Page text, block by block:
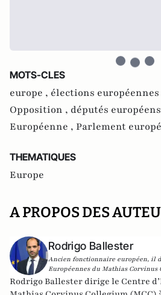
MOTS-CLES
europe , élections européennes
Opposition , députés
Européenne , Parlement
THEMATIQUES
Europe
A PROPOS DES
Rodrigo Ballester
Ancien fonctionnaire européen, il
Européennes du Mathias Corvinus
Rodrigo Ballester dirige le Centre